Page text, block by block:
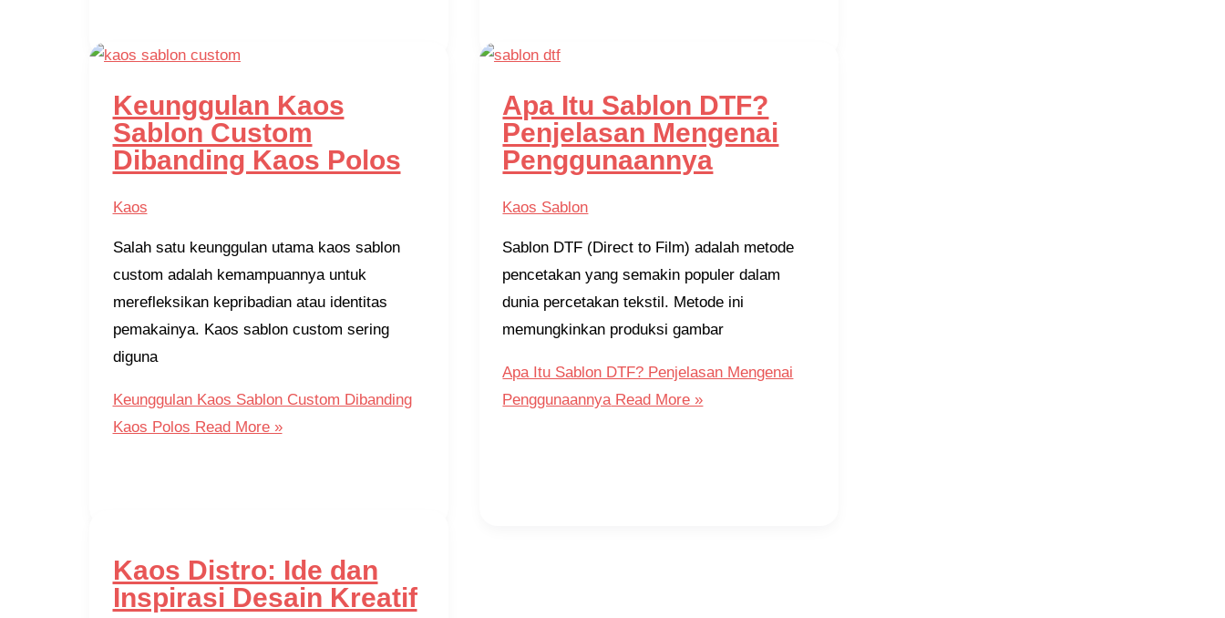
Keunggulan Kaos
Sablon Custom
Dibanding Kaos Polos
Kaos
Salah satu keunggulan utama kaos sablon
custom adalah kemampuannya untuk
merefleksikan kepribadian atau identitas
pemakainya. Kaos sablon custom sering
diguna
Keunggulan Kaos Sablon Custom Dibanding
Kaos Polos Read More »
Apa Itu Sablon DTF?
Penjelasan Mengenai
Penggunaannya
Kaos Sablon
Sablon DTF (Direct to Film) adalah metode
pencetakan yang semakin populer dalam
dunia percetakan tekstil. Metode ini
memungkinkan produksi gambar
Apa Itu Sablon DTF? Penjelasan Mengenai
Penggunaannya Read More »
Kaos Distro: Ide dan
Inspirasi Desain Kreatif